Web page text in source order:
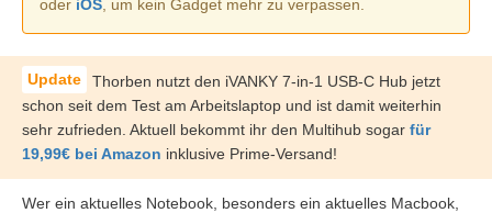
oder iOS , um kein Gadget mehr zu verpassen.
Thorben nutzt den iVANKY 7-in-1 USB-C Hub jetzt
schon seit dem Test am Arbeitslaptop und ist damit weiterhin
sehr zufrieden. Aktuell bekommt ihr den Multihub sogar für
19,99€ bei Amazon inklusive Prime-Versand!
Wer ein aktuelles Notebook, besonders ein aktuelles Macbook,